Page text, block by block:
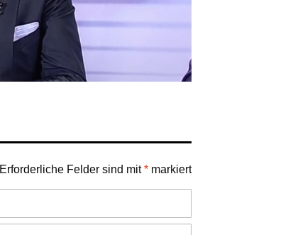
Erforderliche Felder sind mit* markiert